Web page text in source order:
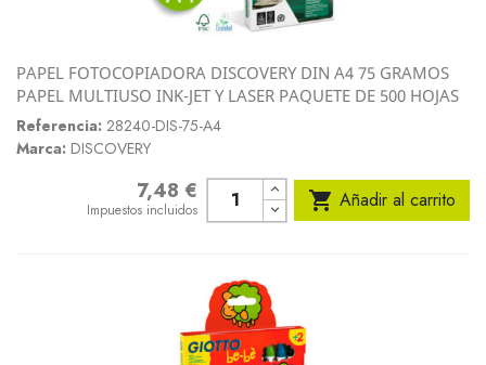
PAPEL FOTOCOPIADORA DISCOVERY DIN A4 75 GRAMOS
PAPEL MULTIUSO INK-JET Y LASER PAQUETE DE 500 HOJAS
Referencia: 28240-DIS-75-A4
Marca: DISCOVERY
7,48 €
Impuestos incluidos  Añadir al carrito